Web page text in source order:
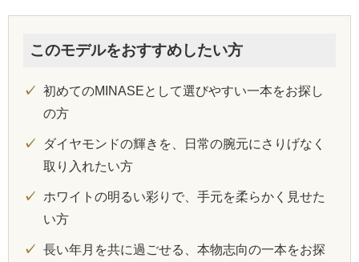
このモデルをおすすめしたい方
初めてのMINASEとして選びやすい一本をお探し
の方
ダイヤモンドの輝きを、日常の腕元にさりげなく
取り入れたい方
ホワイトの明るい彩りで、手元を柔らかく見せた
い方
長い年月を共に過ごせる、本物志向の一本をお探